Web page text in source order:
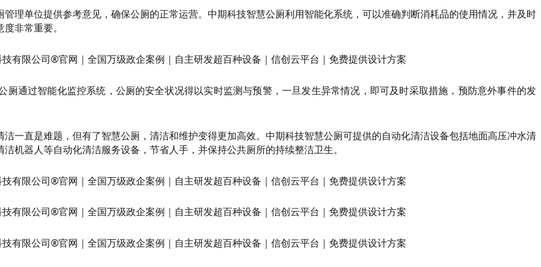
理单位提供参考意见，确保公厕的正常运营。中期科技智慧公厕利用智能化系统，可以准确判断消耗品的使用情况，并及时
非常重要。
通过智能化监控系统，公厕的安全状况得以实时监测与预警，一旦发生异常情况，即可及时采取措施，预防意外事件的发
一直是难题，但有了智慧公厕，清洁和维护变得更加高效。中期科技智慧公厕可提供的自动化清洁设备包括地面高压冲水清
机器人等自动化清洁服务设备，节省人手，并保持公共厕所的持续整洁卫生。